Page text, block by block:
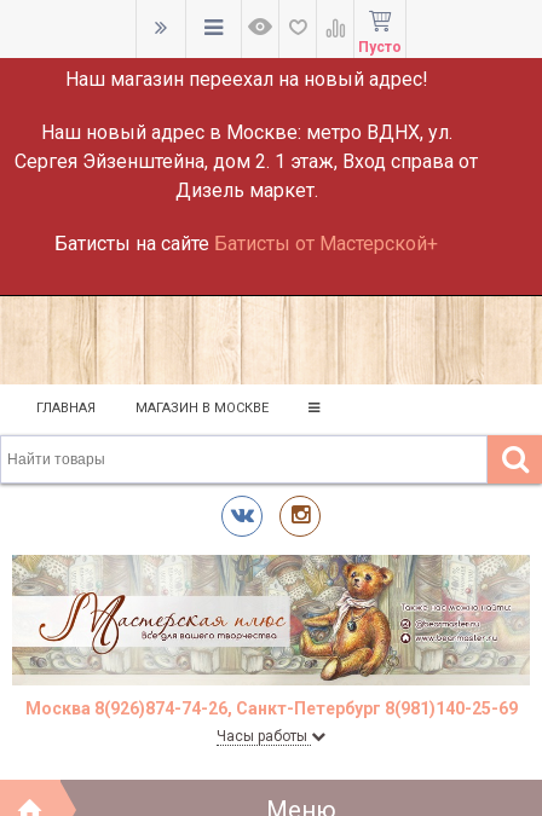
ВНИМАНИЕ!
Наш магазин переехал на новый адрес!
Наш новый адрес в Москве: метро ВДНХ, ул.
Сергея Эйзенштейна, дом 2. 1 этаж, Вход справа от
Дизель маркет.
Батисты на сайте Батисты от Мастерской+
Пусто
ГЛАВНАЯ МАГАЗИН В МОСКВЕ
Москва 8(926)874-74-26, Санкт-Петербург 8(981)140-25-69
Часы работы
Меню